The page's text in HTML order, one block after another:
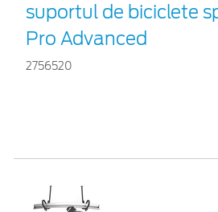
suportul de biciclete
Pro Advanced
2756520